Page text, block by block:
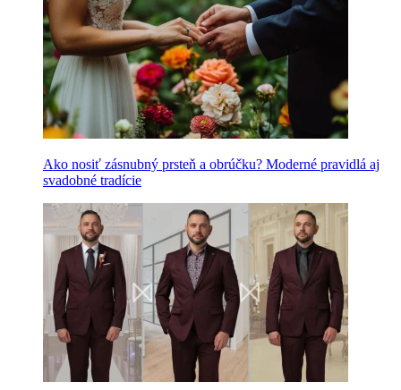
Ako nosiť zásnubný prsteň a obrúčku? Moderné pravidlá aj
svadobné tradície